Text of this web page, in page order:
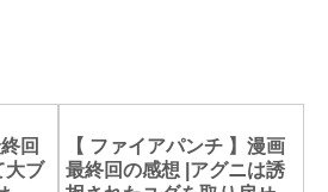
回
大ブ
【 ファイアパンチ 】漫画
最終回の感想 |アグニは誘